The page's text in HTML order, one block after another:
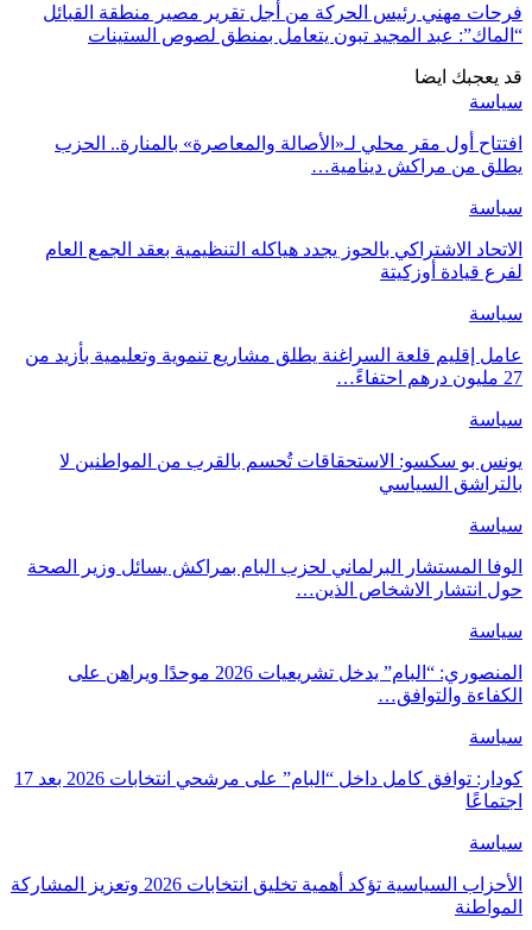
فرحات مهني رئيس الحركة من أجل تقرير مصير منطقة القبائل
“الماك”: عبد المجيد تبون يتعامل بمنطق لصوص الستينات
قد يعجبك ايضا
سياسة
افتتاح أول مقر محلي لـ«الأصالة والمعاصرة» بالمنارة.. الحزب
يطلق من مراكش دينامية…
سياسة
الاتحاد الاشتراكي بالحوز يجدد هياكله التنظيمية بعقد الجمع العام
لفرع قيادة أوزكيتة
سياسة
عامل إقليم قلعة السراغنة يطلق مشاريع تنموية وتعليمية بأزيد من
27 مليون درهم احتفاءً…
سياسة
يونس بو سكسو: الاستحقاقات تُحسم بالقرب من المواطنين لا
بالتراشق السياسي
سياسة
الوفا المستشار البرلماني لحزب البام بمراكش يسائل وزير الصحة
حول انتشار الاشخاص الذين…
سياسة
المنصوري: “البام” يدخل تشريعيات 2026 موحدًا ويراهن على
الكفاءة والتوافق…
سياسة
كودار: توافق كامل داخل “البام” على مرشحي انتخابات 2026 بعد 17
اجتماعًا
سياسة
الأحزاب السياسية تؤكد أهمية تخليق انتخابات 2026 وتعزيز المشاركة
المواطنة